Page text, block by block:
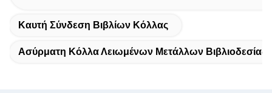
Καυτή Σύνδεση Βιβλίων Κόλλας
Ασύρματη Κόλλα Λειωμένων Μετάλλων Βιβλιοδεσίας